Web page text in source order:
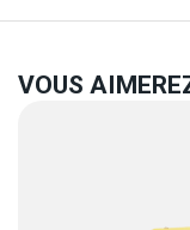
VOUS